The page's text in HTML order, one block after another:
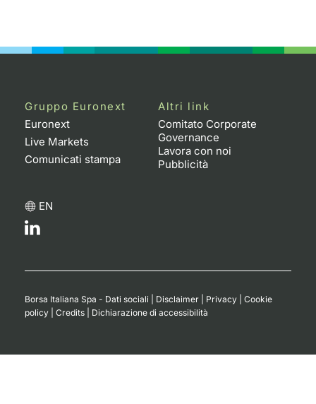
Gruppo Euronext
Euronext
Live Markets
Comunicati stampa
Altri link
Comitato Corporate
Governance
Lavora con noi
Pubblicità
EN
Borsa Italiana Spa - Dati sociali Disclaimer Privacy
Cookie
policy
Credits Dichiarazione di accessibilità